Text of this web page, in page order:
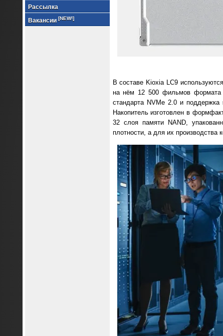
Рассылка
Вакансии [NEW!]
В составе Kioxia LC9
на нём 12 500 фильмов формата
стандарта NVMe 2.0 и
Накопитель изготовлен в
32 слоя памяти NAND,
плотности, а для их производства